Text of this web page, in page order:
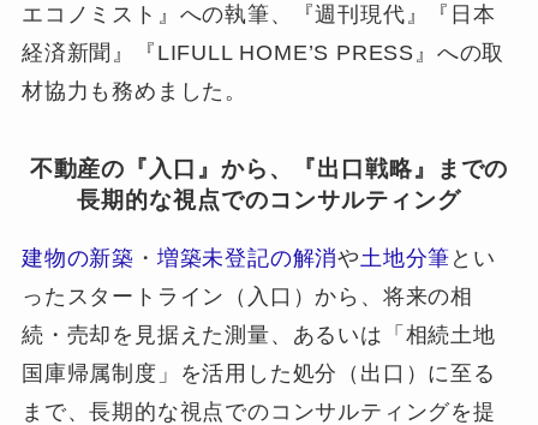
エコノミスト』への執筆、『週刊現代』『日本
経済新聞』『LIFULL HOME’S PRESS』への取
材協力も務めました。
不動産の『入口』から、『出口戦略』までの
長期的な視点でのコンサルティング
建物の新築 ・ 増築未登記の解消や 土地分筆 とい
ったスタートライン（入口）から、将来の相
続・売却を見据えた測量、あるいは「相続土地
国庫帰属制度」を活用した処分（出口）に至る
まで、長期的な視点でのコンサルティングを提